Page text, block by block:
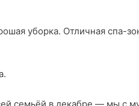
уборка. Отличная спа-
семьёй в декабре — мы с